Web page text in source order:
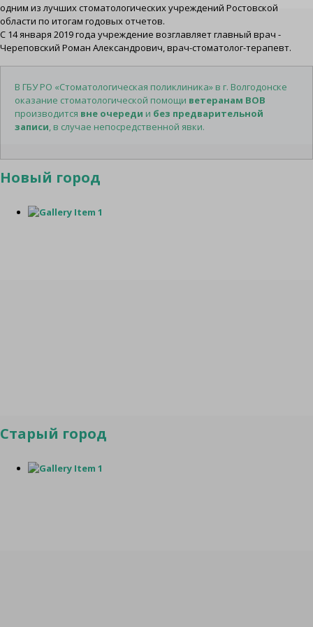
одним из лучших стоматологических учреждений Ростовской
области по итогам годовых отчетов.
С 14 января 2019 года учреждение возглавляет главный врач -
Череповский Роман Александрович, врач-стоматолог-терапевт.
В ГБУ РО «Стоматологическая поликлиника» в г. Волгодонске
оказание стоматологической помощи ветеранам ВОВ
производится вне очереди и без предварительной
записи, в случае непосредственной явки.
Новый город
Старый город